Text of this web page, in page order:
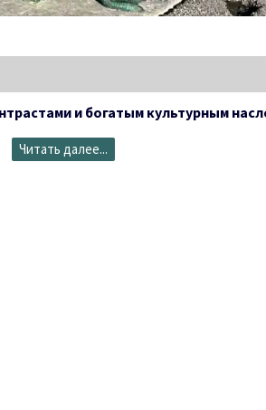
и богатым культурным
Читать далее...